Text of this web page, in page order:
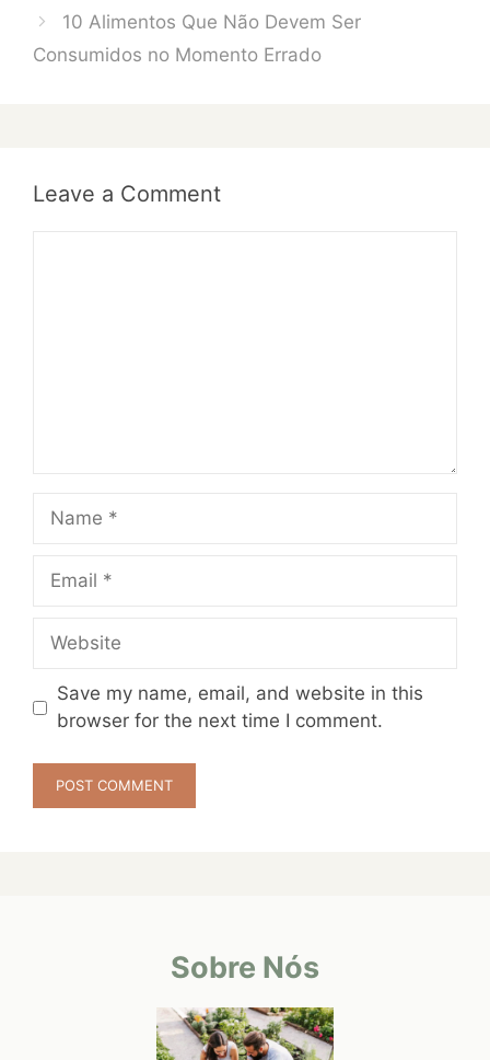
10 Alimentos Que Não Devem Ser
Consumidos no Momento Errado
Leave a Comment
Name
Email
Website
Save my name, email, and website in this
browser for the next time I comment.
Sobre Nós